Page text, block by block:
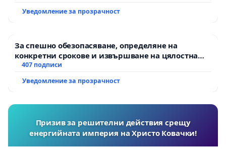
Уведомление за прозрачност
За спешно обезопасяване, определяне на
конкретни срокове и извършване на цялостна
рехабилитация на републиканския път между
Мирово - к.к. Момин проход
407 подписи
Уведомление за прозрачност
Призив за решителни действия срещу
енергийната империя на Христо Ковачки!